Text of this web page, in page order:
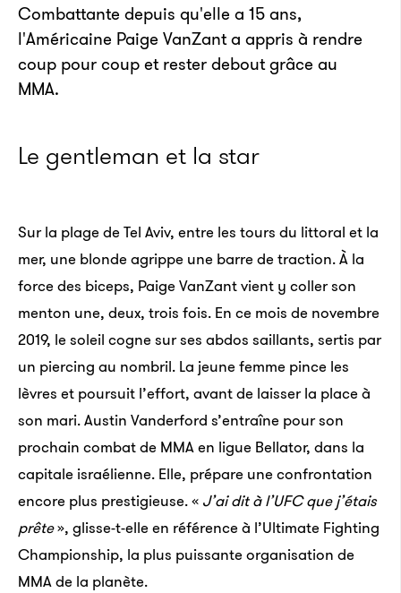
Combattante depuis qu'elle a 15 ans,
l'Américaine Paige VanZant a appris à rendre
coup pour coup et rester debout grâce au
MMA.
Le gentleman et la star
Sur la plage de Tel Aviv, entre les tours du littoral et la
mer, une blonde agrippe une barre de traction. À la
force des biceps, Paige VanZant vient y coller son
menton une, deux, trois fois. En ce mois de novembre
2019, le soleil cogne sur ses abdos saillants, sertis par
un piercing au nombril. La jeune femme pince les
lèvres et poursuit l’effort, avant de laisser la place à
son mari. Austin Vanderford s’entraîne pour son
prochain combat de MMA en ligue Bellator, dans la
capitale israélienne. Elle, prépare une confrontation
encore plus prestigieuse. « J’ai dit à l’UFC que j’étais
prête», glisse-t-elle en référence à l’Ultimate Fighting
Championship, la plus puissante organisation de
MMA de la planète.